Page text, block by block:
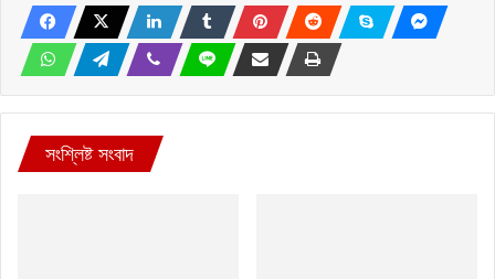
সংশ্লিষ্ট সংবাদ